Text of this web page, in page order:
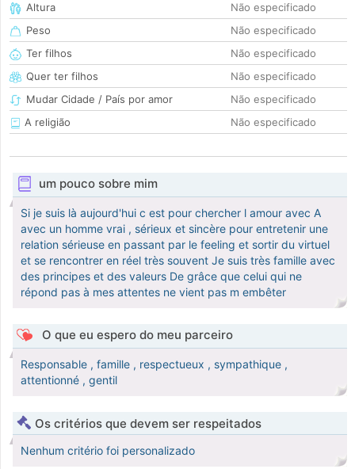
Altura
Não especificado
Peso
Não especificado
Ter filhos
Não especificado
Quer ter filhos
Não especificado
Mudar Cidade / País por amor
Não especificado
A religião
Não especificado
um pouco sobre mim
Si je suis là aujourd'hui c est pour chercher l amour avec A
avec un homme vrai , sérieux et sincère pour entretenir une
relation sérieuse en passant par le feeling et sortir du virtuel
et se rencontrer en réel très souvent Je suis très famille avec
des principes et des valeurs De grâce que celui qui ne
répond pas à mes attentes ne vient pas m embêter
O que eu espero do meu parceiro
Responsable , famille , respectueux , sympathique ,
attentionné , gentil
Os critérios que devem ser respeitados
Nenhum critério foi personalizado